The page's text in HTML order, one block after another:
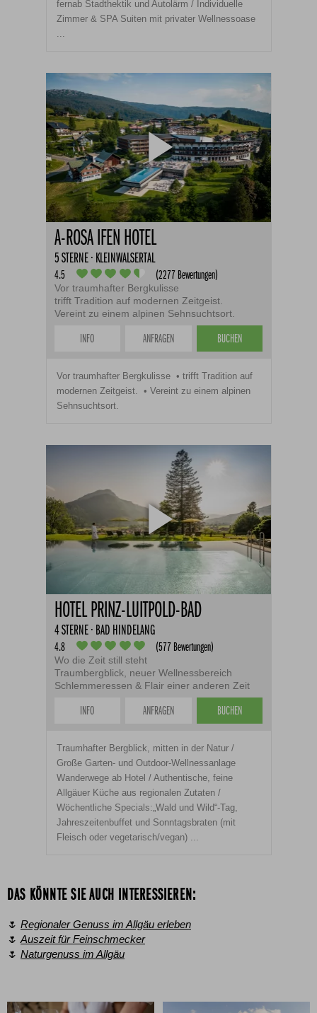
fernab Stadthektik und Autolärm / Individuelle
Zimmer & SPA Suiten mit privater Wellnessoase
A-ROSA IFEN HOTEL
5 STERNE · KLEINWALSERTAL
4.5 (2277 Bewertungen)
Vor traumhafter Bergkulisse
trifft Tradition auf modernen Zeitgeist.
Vereint zu einem alpinen Sehnsuchtsort.
INFO ANFRAGEN BUCHEN
Vor traumhafter Bergkulisse
trifft Tradition auf
modernen Zeitgeist.
Vereint zu einem alpinen
Sehnsuchtsort.
HOTEL PRINZ-LUITPOLD-BAD
4 STERNE · BAD HINDELANG
4.8 (577 Bewertungen)
Wo die Zeit still steht
Traumbergblick, neuer Wellnessbereich
Schlemmeressen & Flair einer anderen Zeit
INFO ANFRAGEN BUCHEN
Traumhafter Bergblick, mitten in der Natur /
Große Garten- und Outdoor-Wellnessanlage
Wanderwege ab Hotel / Authentische, feine
Allgäuer Küche aus regionalen Zutaten /
Wöchentliche Specials:„Wald und Wild“-Tag,
Jahreszeitenbuffet und Sonntagsbraten (mit
Fleisch oder vegetarisch/vegan) ...
DAS KÖNNTE SIE AUCH INTERESSIEREN:
🌷 Regionaler Genuss im Allgäu erleben
🌷 Auszeit für Feinschmecker
🌷 Naturgenuss im Allgäu